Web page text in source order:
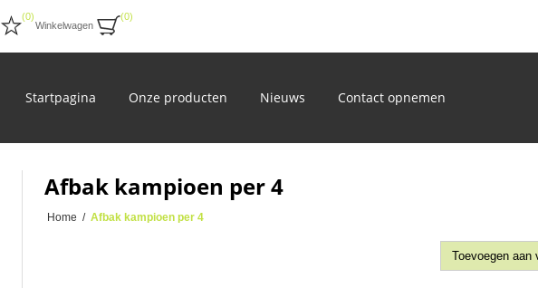
(0)
Winkelwagen
(0)
Startpagina Onze producten Nieuws Contact opnemen
Afbak kampioen per 4
Home / Afbak kampioen per 4